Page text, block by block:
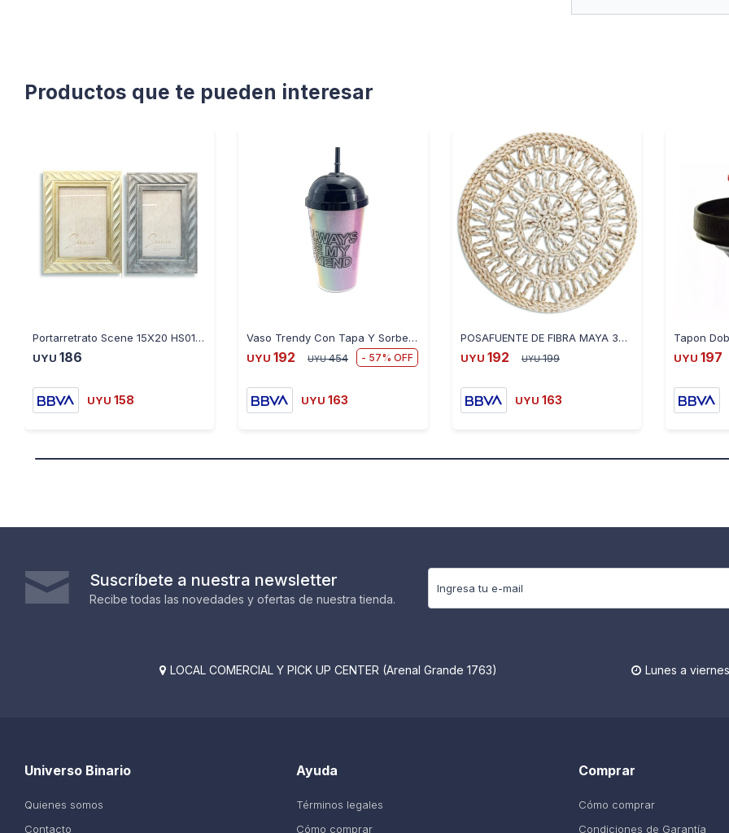
Productos que te pueden interesar
Portarretrato Scene 15X20 HS0157 Varios Colores
UYU 186
UYU 158
Vaso Trendy Con Tapa Y Sorbete 450ML - NEGRO
UYU 192 UYU 454 57
UYU 163
POSAFUENTE DE FIBRA MAYA 38CM HP1398
UYU 192 UYU 199
UYU 163
UYU 197
Suscríbete a nuestra newsletter
Recibe todas las novedades y ofertas de nuestra tienda.
 LOCAL COMERCIAL Y PICK UP CENTER (Arenal Grande 1763)  Lunes a
Ayuda
Términos legales
Cómo comprar
Universo Binario
Quienes somos
Contacto
Comprar
Cómo comprar
Condiciones de Garantía